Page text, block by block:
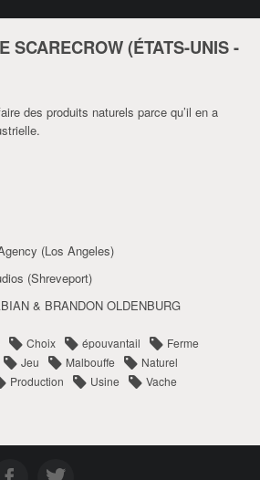
SCARECROW (ÉTATS-UNIS-
des produits naturels parce qu’il en a
(Los Angeles)
(Shreveport)
& BRANDON OLDENBURG
Choix épouvantail
Ferme
Jeu Malbouffe
Naturel
Production Usine Vache